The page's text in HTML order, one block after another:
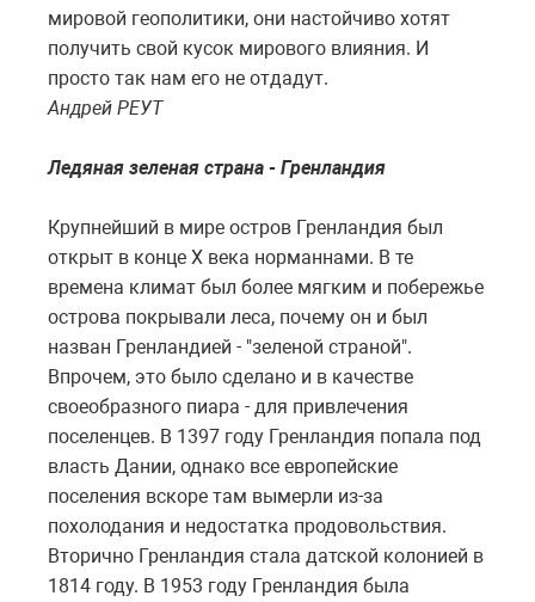
мировой геополитики, они настойчиво хотят
получить свой кусок мирового влияния. И
просто так нам его не отдадут.
Андрей РЕУТ
Ледяная зеленая страна - Гренландия
Крупнейший в мире остров Гренландия был
открыт в конце X века норманнами. В те
времена климат был более мягким и побережье
острова покрывали леса, почему он и был
назван Гренландией - "зеленой страной".
Впрочем, это было сделано и в качестве
своеобразного пиара - для привлечения
поселенцев. В 1397 году Гренландия попала под
власть Дании, однако все европейские
поселения вскоре там вымерли из-за
похолодания и недостатка продовольствия.
Вторично Гренландия стала датской колонией в
1814 году. В 1953 году Гренландия была